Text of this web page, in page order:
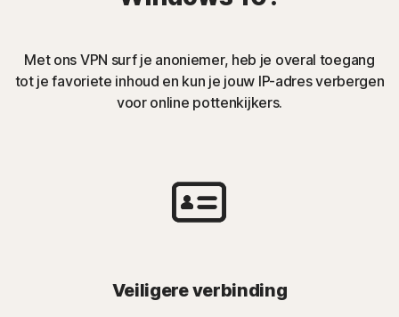
Met ons VPN surf je anoniemer, heb je overal toegang
tot je favoriete inhoud en kun je jouw IP-adres verbergen
voor online pottenkijkers.
Veiligere verbinding